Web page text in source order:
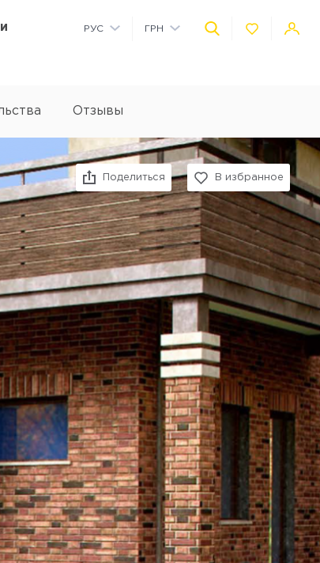
РУС ГРН
Отзывы
Поделиться
Facebook
Vkontakte
Twitter
Pinterest
Viber
Telegram В избранное